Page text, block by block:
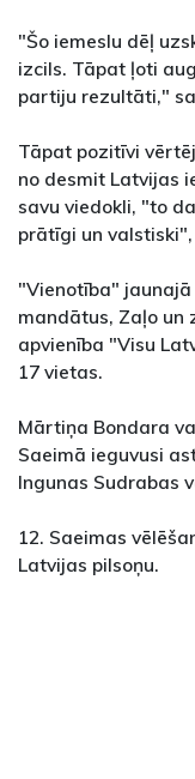
"Šo iemeslu dēļ
izcils. Tāpat ļoti
partiju rezultāti,"
Tāpat pozitīvi
no desmit Latvijas
savu viedokli, "to
prātīgi un
"Vienotība"
mandātus, Zaļo un
apvienība "Visu
17 vietas.
Mārtiņa Bondara
Saeimā ieguvusi
Ingunas Sudrabas
12. Saeimas
Latvijas pilsoņu.